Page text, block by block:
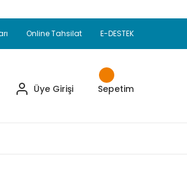
Ekstra %5 İskonto...
Adet Alımlarda Sepette
Alışverişlerinizde Sepette
Online Tahsilat E-DESTEK
Üye Girişi Sepetim